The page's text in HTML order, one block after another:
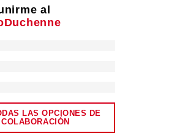
al
LAS OPCIONES DE
COLABORACIÓN